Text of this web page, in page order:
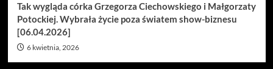
Tak wygląda córka Grzegorza Ciechowskiego i Małgorzaty
Potockiej. Wybrała życie poza światem show-biznesu
[06.04.2026]
6 kwietnia, 2026